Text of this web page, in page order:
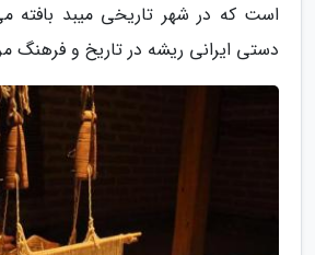
است که در شهر تاریخی میبد بافته
دستی ایرانی ریشه در تاریخ و فرهنگ